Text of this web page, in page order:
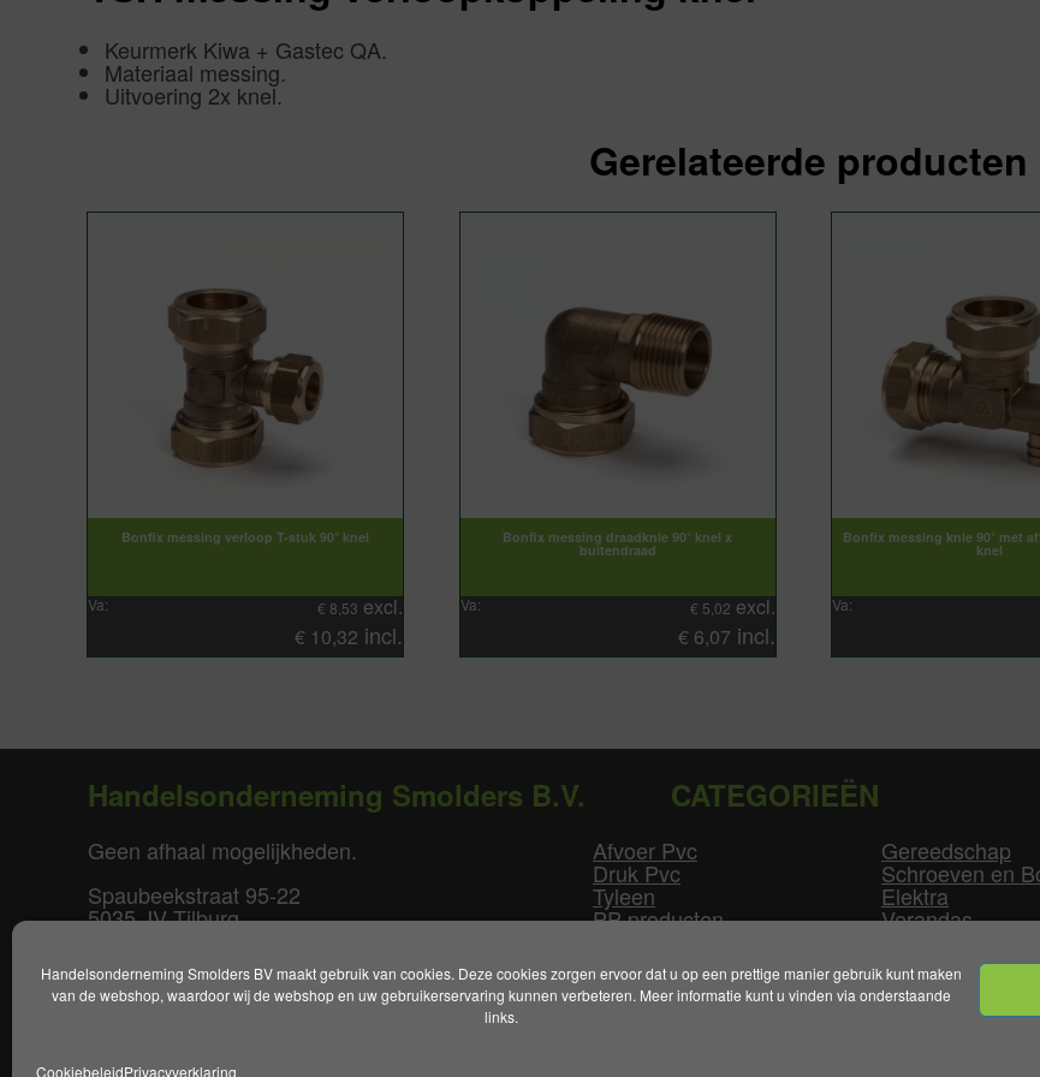
Handelsonderneming Smolders BV maakt gebruik van cookies. Deze cookies zorgen ervoor dat u op een prettige manier gebruik kunt maken
van de webshop, waardoor wij de webshop en uw gebruikerservaring kunnen verbeteren. Meer informatie kunt u vinden via onderstaande
links.
CookiebeleidPrivacyverklaring
Keurmerk Kiwa + Gastec QA.
Materiaal messing.
Uitvoering 2x knel.
Gerelateerde producten
Bonfix messing verloop T-stuk 90° knel
Va: € 8,53 excl.
€ 10,32 incl.
Bonfix messing draadknie 90° knel x
buitendraad
Va: € 5,02 excl.
€ 6,07 incl.
Bonfix messing knie 90° met
knel
Va:
Handelsonderneming Smolders B.V.
Geen afhaal mogelijkheden.
Spaubeekstraat 95-22
5035 JV Tilburg
T. +31(0)85-0640877
E.info@smoldersbv.nl
CATEGORIEËN
Afvoer Pvc
Druk Pvc
Tyleen
PP producten
GLW producten
Gereedschap
Schroeven en
Elektra
Verandas
Overige
|Algemene Voorwaarden